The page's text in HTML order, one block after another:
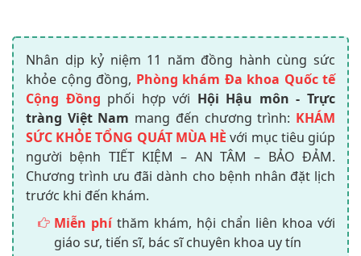
Nhân dịp kỷ niệm 11 năm đồng hành cùng sức
khỏe cộng đồng, Phòng khám Đa khoa Quốc tế
Cộng Đồng phối hợp với Hội Hậu môn - Trực
tràng Việt Nam mang đến chương trình: KHÁM
SỨC KHỎE TỔNG QUÁT MÙA HÈ với mục tiêu giúp
người bệnh TIẾT KIỆM – AN TÂM – BẢO ĐẢM.
Chương trình ưu đãi dành cho bệnh nhân đặt lịch
trước khi đến khám.
Miễn phíthăm khám, hội chẩn liên khoa với
giáo sư, tiến sĩ, bác sĩ chuyên khoa uy tín